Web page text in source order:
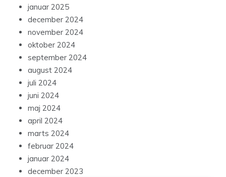
januar 2025
december 2024
november 2024
oktober 2024
september 2024
august 2024
juli 2024
juni 2024
maj 2024
april 2024
marts 2024
februar 2024
januar 2024
december 2023